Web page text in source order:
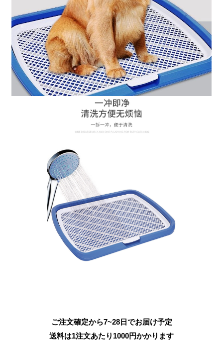
ご注文確定から7~28日でお届け予定
送料は1注文あたり 1000円かかります